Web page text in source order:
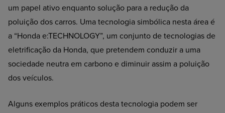
um papel ativo enquanto solução para a redução da
poluição dos carros. Uma tecnologia simbólica nesta área é
a “Honda e:TECHNOLOGY”, um conjunto de tecnologias de
eletrificação da Honda, que pretendem conduzir a uma
sociedade neutra em carbono e diminuir assim a poluição
dos veículos.
Alguns exemplos práticos desta tecnologia podem ser